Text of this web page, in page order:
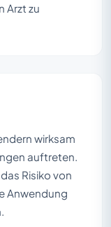
Arzt zu
wirksam
auftreten.
Risiko von
Anwendung